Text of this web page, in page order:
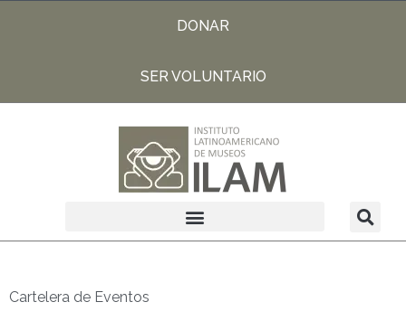
DONAR
SER VOLUNTARIO
Cartelera de Eventos